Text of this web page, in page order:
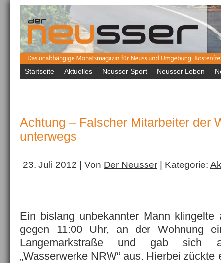
Startseite Aktuelles Neusser Sport Neusser Leben
Achtung – Falscher Mitarbeiter der
unterwegs
23. Juli 2012 | Von Der Neusser | Kategorie:
Ein bislang unbekannter Mann klingelte
gegen 11:00 Uhr, an der Wohnung
Langemarkstraße und gab sich
„Wasserwerke NRW“ aus. Hierbei